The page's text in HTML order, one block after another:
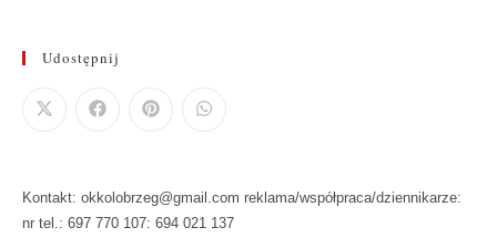
Udostępnij
Kontakt: okkolobrzeg@gmail.com reklama/współpraca/dziennikarze:
nr tel.: 697 770 107: 694 021 137